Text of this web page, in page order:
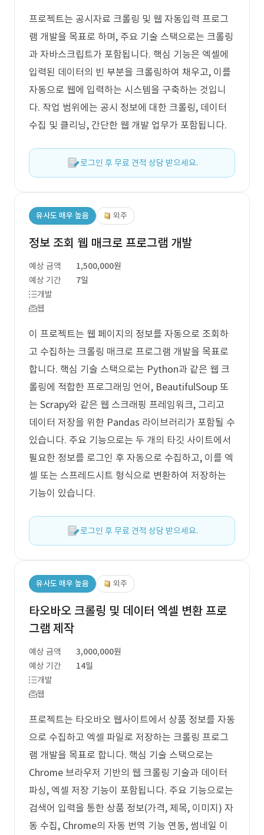
프로젝트는 공시자료 크롤링 및 웹 자동입력 프로그
램 개발을 목표로 하며, 주요 기술 스택으로는 크롤링
과 자바스크립트가 포함됩니다. 핵심 기능은 엑셀에
입력된 데이터의 빈 부분을 크롤링하여 채우고, 이를
자동으로 웹에 입력하는 시스템을 구축하는 것입니
다. 작업 범위에는 공시 정보에 대한 크롤링, 데이터
수집 및 클리닝, 간단한 웹 개발 업무가 포함됩니다.
로그인 후 무료 견적 상담 받으세요.
유사도 매우 높음 외주
정보 조회 웹 매크로 프로그램 개발
예상 금액
1,500,000원
예상 기간
7일
개발
웹
이 프로젝트는 웹 페이지의 정보를 자동으로 조회하
고 수집하는 크롤링 매크로 프로그램 개발을 목표로
합니다. 핵심 기술 스택으로는 Python과 같은 웹 크
롤링에 적합한 프로그래밍 언어, BeautifulSoup 또
는 Scrapy와 같은 웹 스크래핑 프레임워크, 그리고
데이터 저장을 위한 Pandas 라이브러리가 포함될 수
있습니다. 주요 기능으로는 두 개의 타깃 사이트에서
필요한 정보를 로그인 후 자동으로 수집하고, 이를 엑
셀 또는 스프레드시트 형식으로 변환하여 저장하는
기능이 있습니다.
로그인 후 무료 견적 상담 받으세요.
유사도 매우 높음 외주
타오바오 크롤링 및 데이터 엑셀 변환 프로
그램 제작
예상 금액
3,000,000원
예상 기간
14일
개발
웹
프로젝트는 타오바오 웹사이트에서 상품 정보를 자동
으로 수집하고 엑셀 파일로 저장하는 크롤링 프로그
램 개발을 목표로 합니다. 핵심 기술 스택으로는
Chrome 브라우저 기반의 웹 크롤링 기술과 데이터
파싱, 엑셀 저장 기능이 포함됩니다. 주요 기능으로는
검색어 입력을 통한 상품 정보(가격, 제목, 이미지) 자
동 수집, Chrome의 자동 번역 기능 연동, 썸네일 이